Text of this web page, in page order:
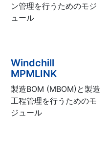
ン管理を行うためのモジ
ュール
Windchill
MPMLINK
製造BOM (MBOM)と製造
工程管理を行うためのモ
ジュール